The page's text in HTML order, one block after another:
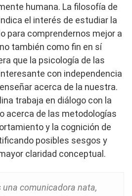
humana. La filosofía de
el interés de estudiar la
para comprendernos mejor a
también como fin en sí
que la psicología de las
con independencia
acerca de la nuestra.
trabaja en diálogo con la
acerca de las metodologías
y la cognición de
posibles sesgos y
claridad conceptual.
una comunicadora nata,